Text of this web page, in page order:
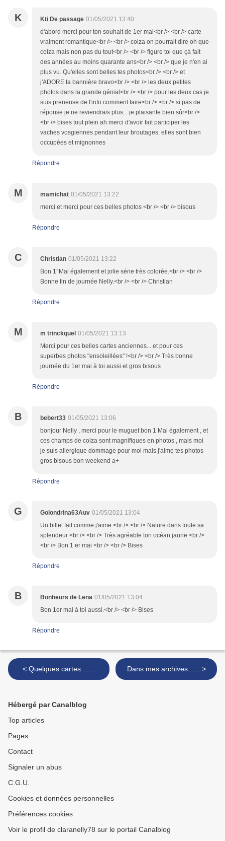
K Kti De passage 01/05/2021 13:40
d'abord merci pour ton souhait de 1er mai<br /> <br /> carte
vraiment romantique<br /> <br /> colza on pourrait dire oh que
colza mais non pas du tout<br /> <br /> figure toi que çà fait
des années au moins quarante ans<br /> <br /> que je n'en ai
plus vu. Qu'elles sont belles tes photos<br /> <br /> et
j'ADORE ta bannière bravo<br /> <br /> les deux petites
photos dans la grande génial<br /> <br /> pour les deux cas je
suis preneuse de l'info comment faire<br /> <br /> si pas de
réponse je ne reviendrais plus... je plaisante bien sûr<br />
<br /> bises tout plein ah merci d'avoir fait participer les
vaches vosgiennes pendant leur broutages. elles sont bien
occupées et mignonnes
Répondre
M mamichat 01/05/2021 13:22
merci et merci pour ces belles photos <br /> <br /> bisous
Répondre
C Christian 01/05/2021 13:22
Bon 1°Mai également et jolie série très colorée.<br /> <br />
Bonne fin de journée Nelly.<br /> <br /> Christian
Répondre
M m trinckquel 01/05/2021 13:13
Merci pour ces belles cartes anciennes... et pour ces
superbes photos "ensoleillées" !<br /> <br /> Très bonne
journée du 1er mai à toi aussi et gros bisous
Répondre
B bebert33 01/05/2021 13:06
bonjour Nelly , merci pour le muguet bon 1 Mai également , et
ces champs de colza sont magnifiques en photos , mais moi
je suis allergique dommage pour moi mais j'aime tes photos
gros bisous bon weekend a+
Répondre
G Golondrina63Auv 01/05/2021 13:04
Un billet fait comme j'aime <br /> <br /> Nature dans toute sa
splendeur <br /> <br /> Très agréable ton océan jaune <br />
<br /> Bon 1 er mai <br /> <br /> Bises
Répondre
B Bonheurs de Lena 01/05/2021 13:04
Bon 1er mai à toi aussi.<br /> <br /> Bises
Répondre
< Quelques cartes....... Dans mes archives...... >
Hébergé par Canalblog
Top articles
Pages
Contact
Signaler un abus
C.G.U.
Cookies et données personnelles
Préférences cookies
Voir le profil de claranelly78 sur le portail Canalblog